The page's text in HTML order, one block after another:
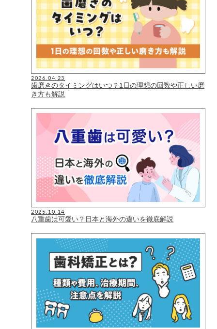
2026.04.23
歯磨きのタイミングはいつ？1日の理想の回数や正しい磨
き方も解説
2025.10.14
八重歯は可愛い？日本と海外の違いを徹底解説